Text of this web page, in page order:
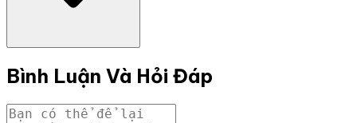
Bình Luận Và Hỏi Đáp